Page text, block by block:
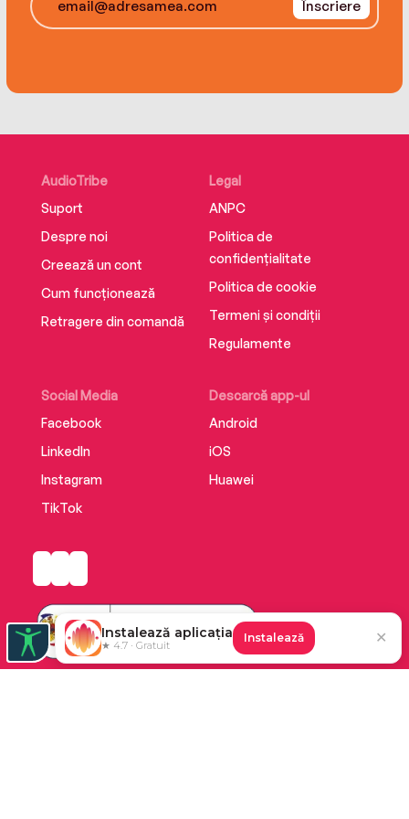
Înscriere
AudioTribe
Suport
Despre noi
Creează un cont
Cum funcționează
Retragere din comandă
Social Media
Facebook
LinkedIn
Instagram
TikTok
Descarcă app-ul
Android
iOS
Huawei
Legal
ANPC
Politica de
confidențialitate
Politica de cookie
Termeni și condiții
Regulamente
Instalează aplicația
★ 4.7 · Gratuit
Instalează ✕